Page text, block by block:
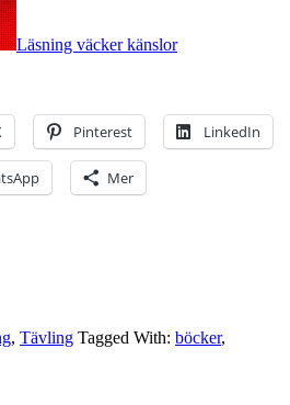
Läsning väcker känslor
Pinterest LinkedIn
Mer
, Tävling Tagged With: böcker,